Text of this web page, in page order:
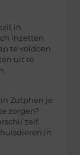
in
inzetten
te voldoen.
uit te
Zutphen je
zorgen?
zelf.
in